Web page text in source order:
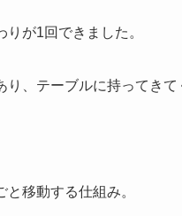
が1回できました。
、テーブルに持ってきて
移動する仕組み。